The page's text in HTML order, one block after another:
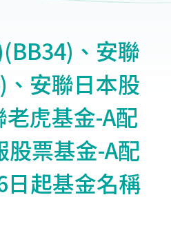
、安聯
安聯日本股
虎基金-A配
票基金-A配
起基金名稱